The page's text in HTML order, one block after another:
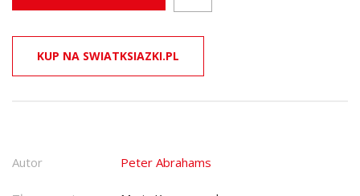
KUP NA SWIATKSIAZKI.PL
Autor Peter Abrahams